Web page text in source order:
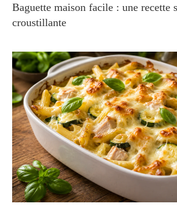
Baguette maison facile : une recette
croustillante